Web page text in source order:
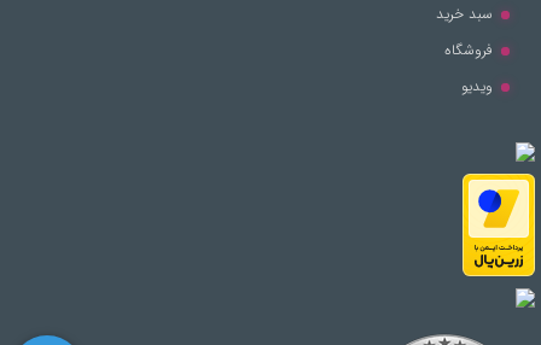
سبد خرید
فروشگاه
ویدیو